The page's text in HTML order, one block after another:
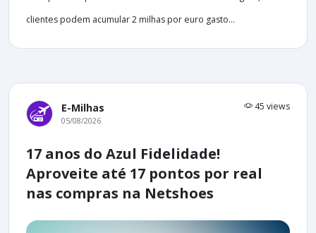
clientes podem acumular 2 milhas por euro gasto...
E-Milhas 45 views
05/08/2026
17 anos do Azul Fidelidade!
Aproveite até 17 pontos por real
nas compras na Netshoes